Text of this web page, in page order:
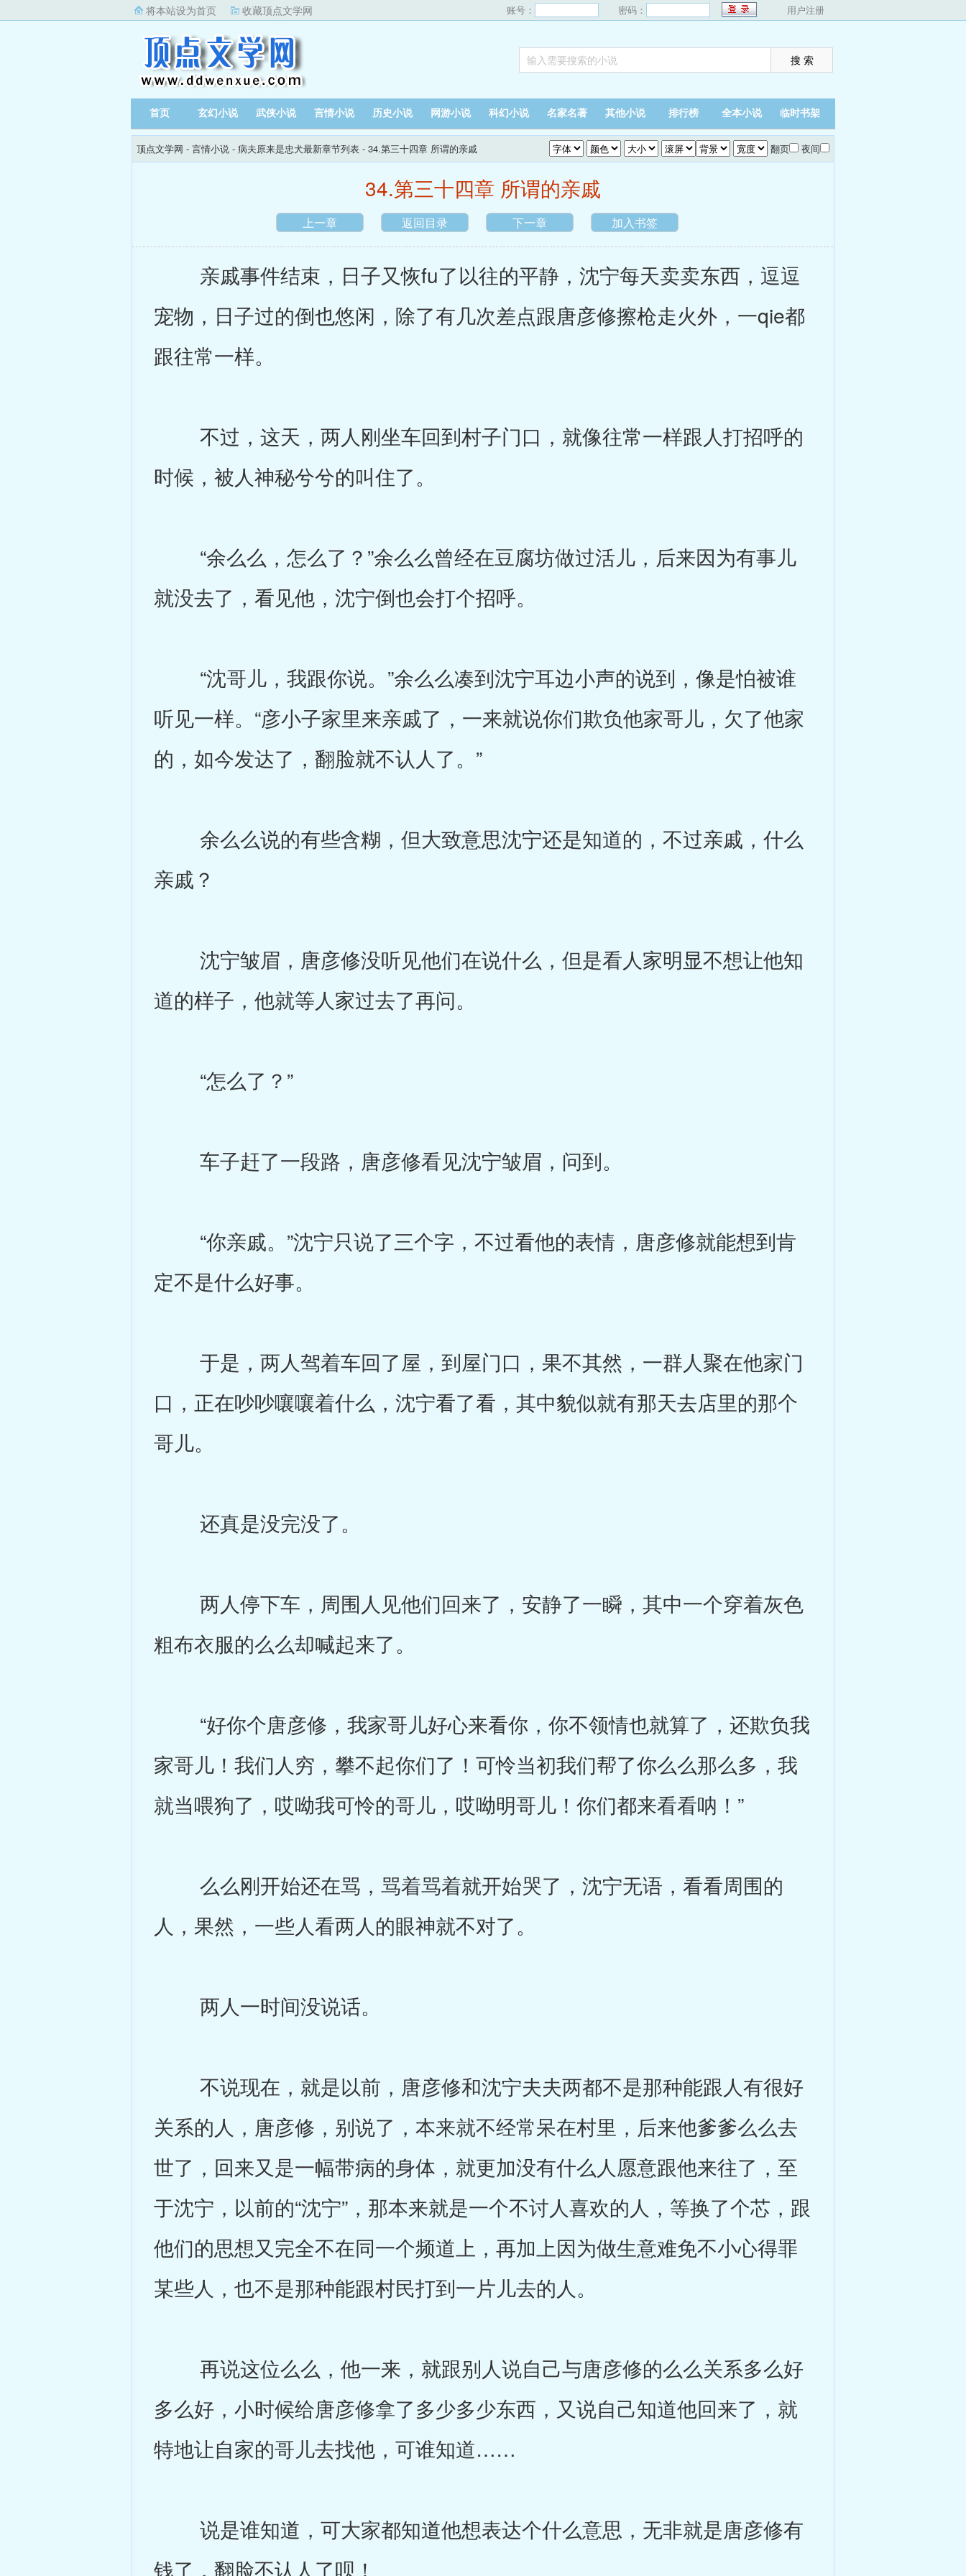
将本站设为首页 收藏顶点文学网 账号： 密码： 用户注册
首页 玄幻小说 武侠小说 言情小说 历史小说 网游小说 科幻小说 名家名著 其他小说 排行榜 全本小说 临时书架
顶点文学网 - 言情小说 - 病夫原来是忠犬最新章节列表 - 34.第三十四章 所谓的亲戚 翻页 夜间
34.第三十四章 所谓的亲戚
上一章 返回目录 下一章 加入书签
亲戚事件结束，日子又恢fu了以往的平静，沈宁每天卖卖东西，逗逗
宠物，日子过的倒也悠闲，除了有几次差点跟唐彦修擦枪走火外，一qie都
跟往常一样。
不过，这天，两人刚坐车回到村子门口，就像往常一样跟人打招呼的
时候，被人神秘兮兮的叫住了。
“余么么，怎么了？”余么么曾经在豆腐坊做过活儿，后来因为有事儿
就没去了，看见他，沈宁倒也会打个招呼。
“沈哥儿，我跟你说。”余么么凑到沈宁耳边小声的说到，像是怕被谁
听见一样。“彦小子家里来亲戚了，一来就说你们欺负他家哥儿，欠了他家
的，如今发达了，翻脸就不认人了。”
余么么说的有些含糊，但大致意思沈宁还是知道的，不过亲戚，什么
亲戚？
沈宁皱眉，唐彦修没听见他们在说什么，但是看人家明显不想让他知
道的样子，他就等人家过去了再问。
“怎么了？”
车子赶了一段路，唐彦修看见沈宁皱眉，问到。
“你亲戚。”沈宁只说了三个字，不过看他的表情，唐彦修就能想到肯
定不是什么好事。
于是，两人驾着车回了屋，到屋门口，果不其然，一群人聚在他家门
口，正在吵吵嚷嚷着什么，沈宁看了看，其中貌似就有那天去店里的那个
哥儿。
还真是没完没了。
两人停下车，周围人见他们回来了，安静了一瞬，其中一个穿着灰色
粗布衣服的么么却喊起来了。
“好你个唐彦修，我家哥儿好心来看你，你不领情也就算了，还欺负我
家哥儿！我们人穷，攀不起你们了！可怜当初我们帮了你么么那么多，我
就当喂狗了，哎呦我可怜的哥儿，哎呦明哥儿！你们都来看看呐！”
么么刚开始还在骂，骂着骂着就开始哭了，沈宁无语，看看周围的
人，果然，一些人看两人的眼神就不对了。
两人一时间没说话。
不说现在，就是以前，唐彦修和沈宁夫夫两都不是那种能跟人有很好
关系的人，唐彦修，别说了，本来就不经常呆在村里，后来他爹爹么么去
世了，回来又是一幅带病的身体，就更加没有什么人愿意跟他来往了，至
于沈宁，以前的“沈宁”，那本来就是一个不讨人喜欢的人，等换了个芯，跟
他们的思想又完全不在同一个频道上，再加上因为做生意难免不小心得罪
某些人，也不是那种能跟村民打到一片儿去的人。
再说这位么么，他一来，就跟别人说自己与唐彦修的么么关系多么好
多么好，小时候给唐彦修拿了多少多少东西，又说自己知道他回来了，就
特地让自家的哥儿去找他，可谁知道……
说是谁知道，可大家都知道他想表达个什么意思，无非就是唐彦修有
钱了，翻脸不认人了呗！